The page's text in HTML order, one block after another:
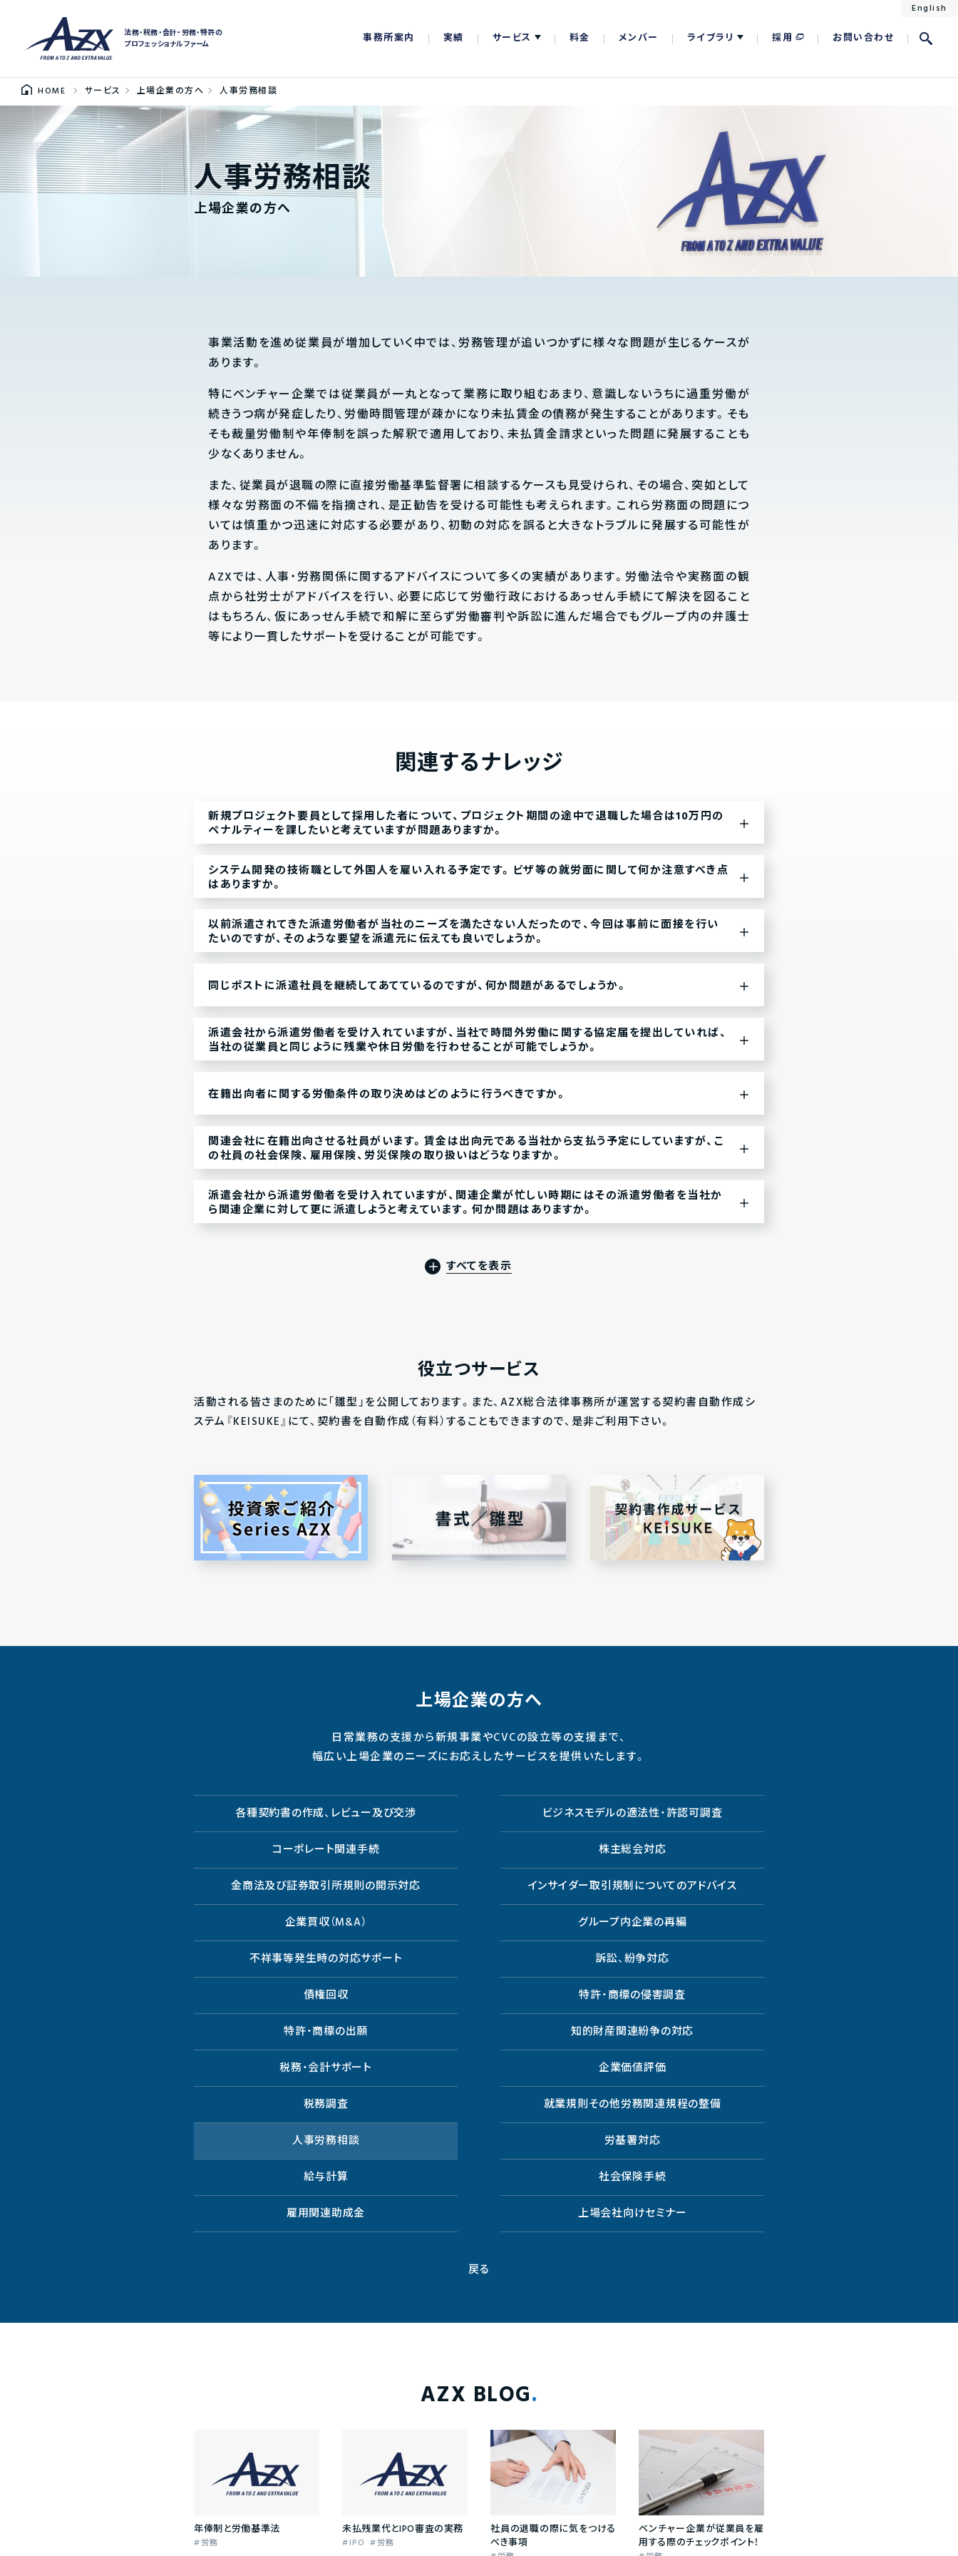
法務・税務・会計・労務・特許の
プロフェッショナルファーム
事務所案内 実績 サービス 料金 メンバー ライブラリ 採用 お問い合わせ
English
HOME サービス 上場企業の方へ 人事労務相談
人事労務相談
上場企業の方へ
事業活動を進め従業員が増加していく中では、労務管理が追いつかずに様々な問題が生じるケースが
あります。
特にベンチャー企業では従業員が一丸となって業務に取り組むあまり、意識しないうちに過重労働が
続きうつ病が発症したり、労働時間管理が疎かになり未払賃金の債務が発生することがあります。そも
そも裁量労働制や年俸制を誤った解釈で適用しており、未払賃金請求といった問題に発展することも
少なくありません。
また、従業員が退職の際に直接労働基準監督署に相談するケースも見受けられ、その場合、突如として
様々な労務面の不備を指摘され、是正勧告を受ける可能性も考えられます。これら労務面の問題につ
いては慎重かつ迅速に対応する必要があり、初動の対応を誤ると大きなトラブルに発展する可能性が
あります。
AZXでは、人事・労務関係に関するアドバイスについて多くの実績があります。労働法令や実務面の観
点から社労士がアドバイスを行い、必要に応じて労働行政におけるあっせん手続にて解決を図ること
はもちろん、仮にあっせん手続で和解に至らず労働審判や訴訟に進んだ場合でもグループ内の弁護士
等により一貫したサポートを受けることが可能です。
関連するナレッジ
新規プロジェクト要員として採用した者について、プロジェクト期間の途中で退職した場合は10万円の
ペナルティーを課したいと考えていますが問題ありますか。
システム開発の技術職として外国人を雇い入れる予定です。ビザ等の就労面に関して何か注意すべき点
はありますか。
以前派遣されてきた派遣労働者が当社のニーズを満たさない人だったので、今回は事前に面接を行い
たいのですが、そのような要望を派遣元に伝えても良いでしょうか。
同じポストに派遣社員を継続してあてているのですが、何か問題があるでしょうか。
派遣会社から派遣労働者を受け入れていますが、当社で時間外労働に関する協定届を提出していれば、
当社の従業員と同じように残業や休日労働を行わせることが可能でしょうか。
在籍出向者に関する労働条件の取り決めはどのように行うべきですか。
関連会社に在籍出向させる社員がいます。賃金は出向元である当社から支払う予定にしていますが、こ
の社員の社会保険、雇用保険、労災保険の取り扱いはどうなりますか。
派遣会社から派遣労働者を受け入れていますが、関連企業が忙しい時期にはその派遣労働者を当社か
ら関連企業に対して更に派遣しようと考えています。何か問題はありますか。
すべてを表示
役立つサービス
活動される皆さまのために「雛型」を公開しております。また、AZX総合法律事務所が運営する契約書自動作成シ
ステム『KEISUKE』にて、契約書を自動作成（有料）することもできますので、是非ご利用下さい。
上場企業の方へ
日常業務の支援から新規事業やCVCの設立等の支援まで、
幅広い上場企業のニーズにお応えしたサービスを提供いたします。
各種契約書の作成、レビュー及び交渉 ビジネスモデルの適法性・許認可調査
コーポレート関連手続 株主総会対応
金商法及び証券取引所規則の開示対応 インサイダー取引規制についてのアドバイス
企業買収（M&A） グループ内企業の再編
不祥事等発生時の対応サポート 訴訟、紛争対応
債権回収 特許・商標の侵害調査
特許・商標の出願 知的財産関連紛争の対応
税務・会計サポート 企業価値評価
税務調査 就業規則その他労務関連規程の整備
人事労務相談 労基署対応
給与計算 社会保険手続
雇用関連助成金 上場会社向けセミナー
戻る
AZX BLOG
年俸制と労働基準法
労務
未払残業代とIPO審査の実務
IPO 労務
社員の退職の際に気をつける
べき事項
ベンチャー企業が従業員を雇
用する際のチェックポイント！